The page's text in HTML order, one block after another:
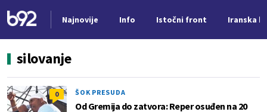
Najnovije Info Istočni front Iranska
silovanje
0 ŠOK PRESUDA
Od Gremija do zatvora: Reper osuđen na 20